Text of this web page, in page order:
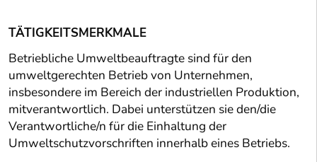
TÄTIGKEITSMERKMALE
Betriebliche Umweltbeauftragte sind für den
umweltgerechten Betrieb von Unternehmen,
insbesondere im Bereich der industriellen Produktion,
mitverantwortlich. Dabei unterstützen sie den/die
Verantwortliche/n für die Einhaltung der
Umweltschutzvorschriften innerhalb eines Betriebs.